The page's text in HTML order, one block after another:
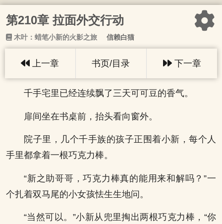
第210章 拉面外交行动
木叶：蜡笔小新的火影之旅 信赖白猫
上一章 书页/目录 下一章
千手宅里已经连续飘了三天可可豆的香气。
扉间坐在书桌前，抬头看向窗外。
院子里，几个千手族的孩子正围着小新，每个人
手里都拿着一根巧克力棒。
“新之助哥哥，巧克力棒真的能用来和解吗？”一
个扎着双马尾的小女孩怯生生地问。
“当然可以。”小新从兜里掏出两根巧克力棒，“你